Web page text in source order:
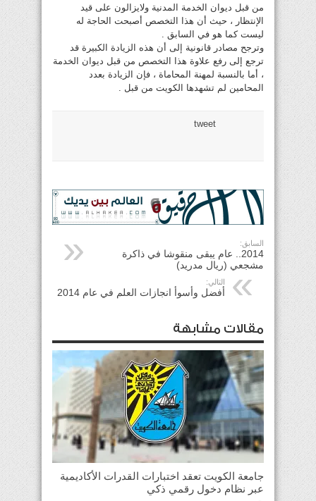
من قبل ديوان الخدمة المدنية ولايزالون على قيد
الإنتظار ، حيث أن هذا التخصص أصبحت الحاجة له
ليست كما هو في السابق .
وترجح مصادر قانونية إلى أن هذه الزيادة الكبيرة قد
ترجع إلى رفع علاوة هذا التخصص من قبل ديوان الخدمة
، أما بالنسبة لمهنة المحاماة ، فإن الزيادة بعدد
المحامين لم تشهدها الكويت من قبل .
tweet
السابق:
2014.. عام يبقى منقوشا في ذاكرة
مشجعي (ريال مدريد)
التالي:
أفضل وأسوأ انجازات العلم في عام 2014
مقالات مشابهة
جامعة الكويت تعقد اختبارات القدرات الأكاديمية
عبر نظام دخول رقمي ذكي